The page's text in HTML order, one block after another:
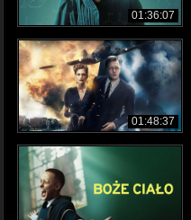
01:36:07
01:48:37